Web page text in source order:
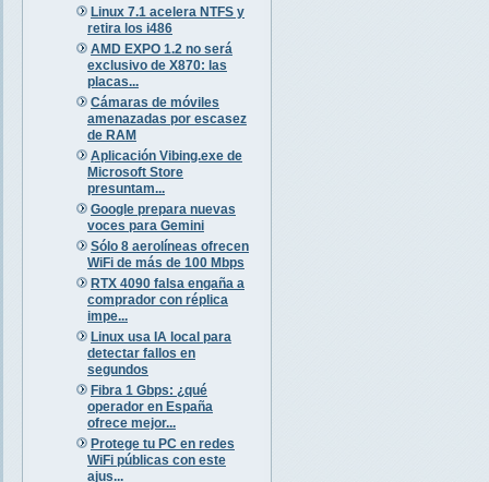
Linux 7.1 acelera NTFS y
retira los i486
AMD EXPO 1.2 no será
exclusivo de X870: las
placas...
Cámaras de móviles
amenazadas por escasez
de RAM
Aplicación Vibing.exe de
Microsoft Store
presuntam...
Google prepara nuevas
voces para Gemini
Sólo 8 aerolíneas ofrecen
WiFi de más de 100 Mbps
RTX 4090 falsa engaña a
comprador con réplica
impe...
Linux usa IA local para
detectar fallos en
segundos
Fibra 1 Gbps: ¿qué
operador en España
ofrece mejor...
Protege tu PC en redes
WiFi públicas con este
ajus...